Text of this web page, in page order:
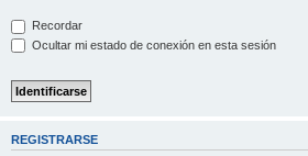
Recordar
Ocultar mi estado de conexión en esta sesión
REGISTRARSE